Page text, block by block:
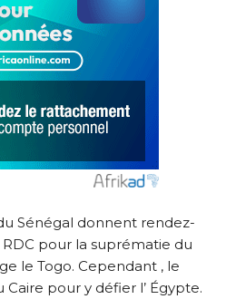
Sénégal donnent rendez-
pour la suprématie du
le Togo. Cependant , le
pour y défier l’ Égypte.